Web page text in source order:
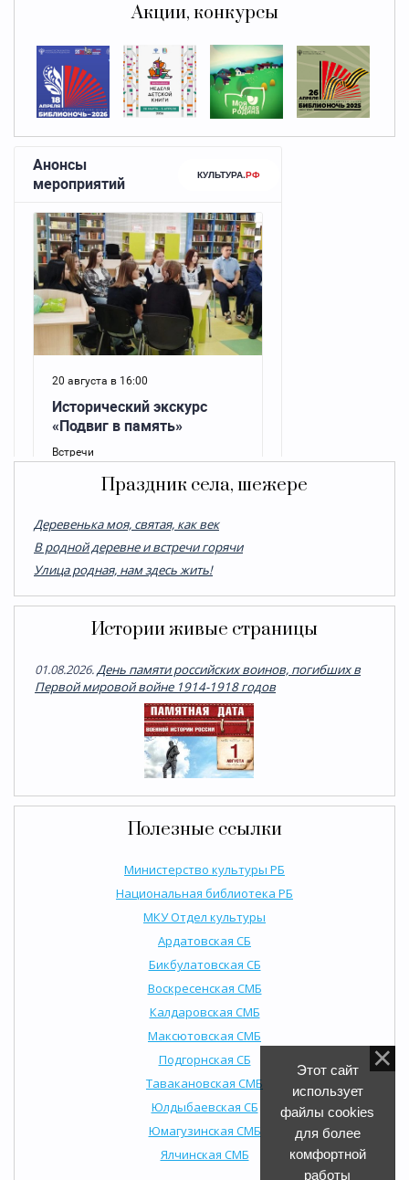
Акции, конкурсы
Праздник села, шежере
Деревенька моя, святая, как век
В родной деревне и встречи горячи
Улица родная, нам здесь жить!
Истории живые страницы
01.08.2026.День памяти российских воинов, погибших в
Первой мировой войне 1914-1918 годов
Полезные ссылки
Министерство культуры РБ
Национальная библиотека РБ
МКУ Отдел культуры
Ардатовская СБ
Бикбулатовская СБ
Воскресенская СМБ
Калдаровская СМБ
Максютовская СМБ
Подгорнская СБ
Тавакановская СМБ
Юлдыбаевская СБ
Юмагузинская СМБ
Ялчинская СМБ
Этот сайт
использует
файлы cookies
для более
комфортной
работы